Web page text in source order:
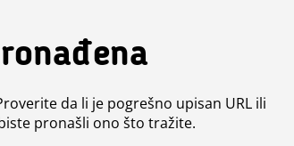
da li je pogrešno upisan URL ili
pronašli ono što tražite.